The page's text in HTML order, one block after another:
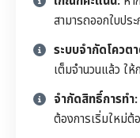
สามารถออกใบปร
ระบบจำกัดโควต
เต็มจำนวนแล้ว ใ
จำกัดสิทธิ์การทำ:
ต้องการเริ่มใหม่ต้